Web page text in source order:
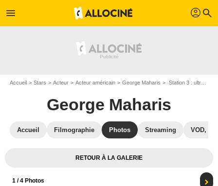
menu profil search
Accueil Stars Acteur Acteur américain George Maharis Station 3 : ultra secret : Photo Anne Francis, George Maharis
George Maharis
Accueil Filmographie Photos Streaming VOD,
RETOUR À LA GALERIE
1 / 4 Photos